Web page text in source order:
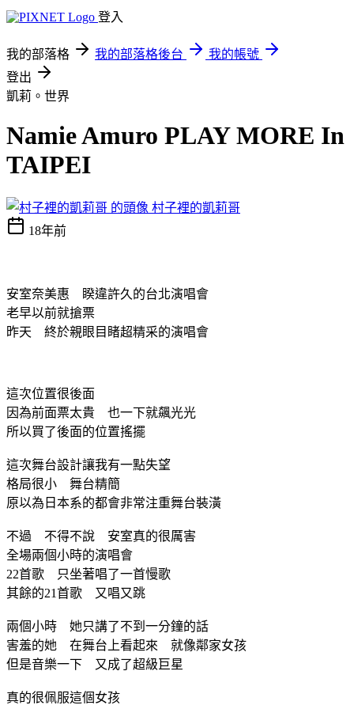
登入
我的部落格 我的部落格後台
我的帳號
登出
凱莉。世界
Namie Amuro PLAY MORE In
TAIPEI
村子裡的凱莉哥
18年前
安室奈美惠 睽違許久的台北演唱會
老早以前就搶票
昨天 終於親眼目睹超精采的演唱會
這次位置很後面
因為前面票太貴 也一下就飆光光
所以買了後面的位置搖擺
這次舞台設計讓我有一點失望
格局很小 舞台精簡
原以為日本系的都會非常注重舞台裝潢
不過 不得不說 安室真的很厲害
全場兩個小時的演唱會
22首歌 只坐著唱了一首慢歌
其餘的21首歌 又唱又跳
兩個小時 她只講了不到一分鐘的話
害羞的她 在舞台上看起來 就像鄰家女孩
但是音樂一下 又成了超級巨星
真的很佩服這個女孩